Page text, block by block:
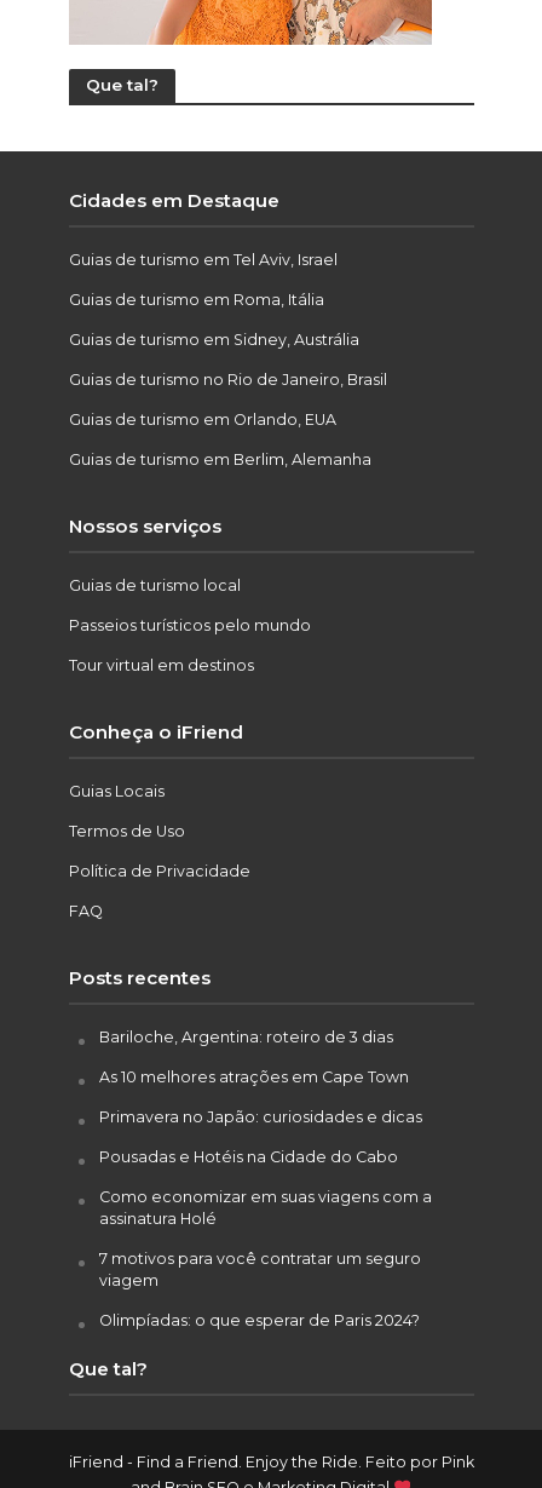
Que tal?
Cidades em Destaque
Guias de turismo em Tel Aviv, Israel
Guias de turismo em Roma, Itália
Guias de turismo em Sidney, Austrália
Guias de turismo no Rio de Janeiro, Brasil
Guias de turismo em Orlando, EUA
Guias de turismo em Berlim, Alemanha
Nossos serviços
Guias de turismo local
Passeios turísticos pelo mundo
Tour virtual em destinos
Conheça o iFriend
Guias Locais
Termos de Uso
Política de Privacidade
FAQ
Posts recentes
Bariloche, Argentina: roteiro de 3 dias
As 10 melhores atrações em Cape Town
Primavera no Japão: curiosidades e dicas
Pousadas e Hotéis na Cidade do Cabo
Como economizar em suas viagens com a
assinatura Holé
7 motivos para você contratar um seguro
viagem
Olimpíadas: o que esperar de Paris 2024?
Que tal?
iFriend - Find a Friend. Enjoy the Ride. Feito por Pink